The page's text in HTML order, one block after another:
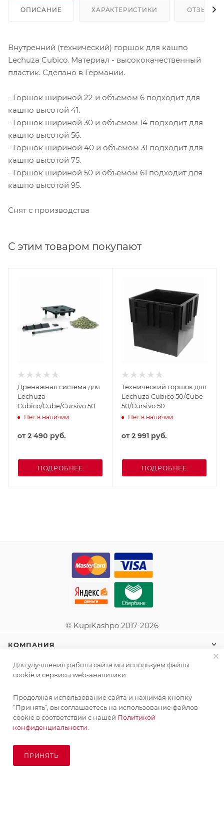
ОПИСАНИЕ ХАРАКТЕРИСТИКИ ОТЗЫВЫ
Внутренний (технический) горшок для кашпо
Lechuza Cubico. Материал - высококачественный
пластик. Сделано в Германии.
- Горшок шириной 22 и объемом 6 подходит для
кашпо высотой 41.
- Горшок шириной 30 и объемом 14 подходит для
кашпо высотой 56.
- Горшок шириной 40 и объемом 31 подходит для
кашпо высотой 75.
- Горшок шириной 50 и объемом 61 подходит для
кашпо высотой 95.
Снят с производства
С этим товаром покупают
Дренажная система для
Lechuza
Cubico/Cube/Cursivo 50
Нет в наличии
от2 490 руб.
ПОДРОБНЕЕ
Технический горшок для
Lechuza Cubico 50/Cube
50/Cursivo 50
Нет в наличии
от2 991 руб.
ПОДРОБНЕЕ
© KupiKashpo 2017-2026
КОМПАНИЯ
ИНФОРМАЦИЯ
ПОМОЩЬ
Для улучшения работы сайта мы используем файлы
cookie и сервисы web-аналитики.
Продолжая использование сайта и нажимая кнопку
“Принять”, вы соглашаетесь на использование файлов
cookie в соответствии с нашей Политикой
конфиденциальности.
ПРИНЯТЬ